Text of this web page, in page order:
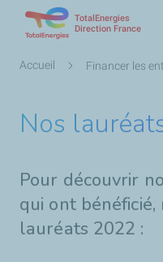
TotalEnergies
Direction France
Fil
Accueil Financer les
Nos
Pour découvrir
qui ont
lauréats 2022 :